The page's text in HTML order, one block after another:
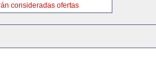
consideradas ofertas